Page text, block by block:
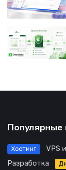
Популярные
Хостинг VPS
Разработка